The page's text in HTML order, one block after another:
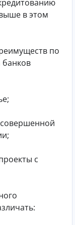
в этом
по
банков
с